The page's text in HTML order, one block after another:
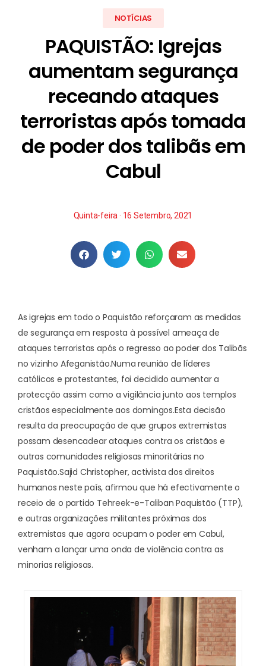
NOTÍCIAS
PAQUISTÃO: Igrejas
aumentam segurança
receando ataques
terroristas após tomada
de poder dos talibãs em
Cabul
Quinta-feira · 16 Setembro, 2021
As igrejas em todo o Paquistão reforçaram as medidas
de segurança em resposta à possível ameaça de
ataques terroristas após o regresso ao poder dos Talibãs
no vizinho Afeganistão.Numa reunião de líderes
católicos e protestantes, foi decidido aumentar a
protecção assim como a vigilância junto aos templos
cristãos especialmente aos domingos.Esta decisão
resulta da preocupação de que grupos extremistas
possam desencadear ataques contra os cristãos e
outras comunidades religiosas minoritárias no
Paquistão.Sajid Christopher, activista dos direitos
humanos neste país, afirmou que há efectivamente o
receio de o partido Tehreek-e-Taliban Paquistão (TTP),
e outras organizações militantes próximas dos
extremistas que agora ocupam o poder em Cabul,
venham a lançar uma onda de violência contra as
minorias religiosas.